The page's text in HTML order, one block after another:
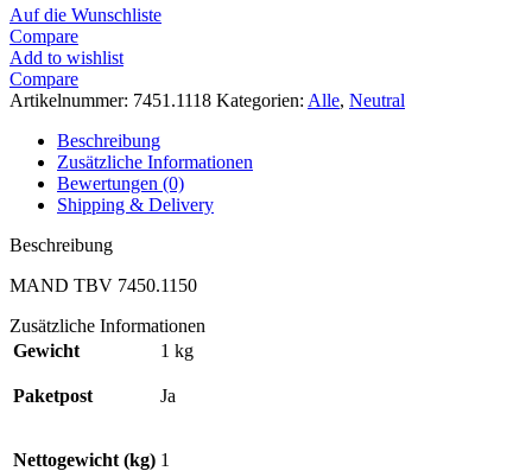
Auf die Wunschliste
Compare
Add to wishlist
Compare
Artikelnummer: 7451.1118 Kategorien: Alle, Neutral
Beschreibung
Zusätzliche Informationen
Bewertungen (0)
Shipping & Delivery
Beschreibung
MAND TBV 7450.1150
Zusätzliche Informationen
Gewicht
1 kg
Paketpost Ja
Nettogewicht (kg) 1